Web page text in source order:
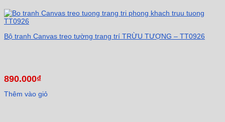
Bộ tranh Canvas treo tường trang trí TRỪU TƯỢNG – TT0926
890.000₫
Thêm vào giỏ